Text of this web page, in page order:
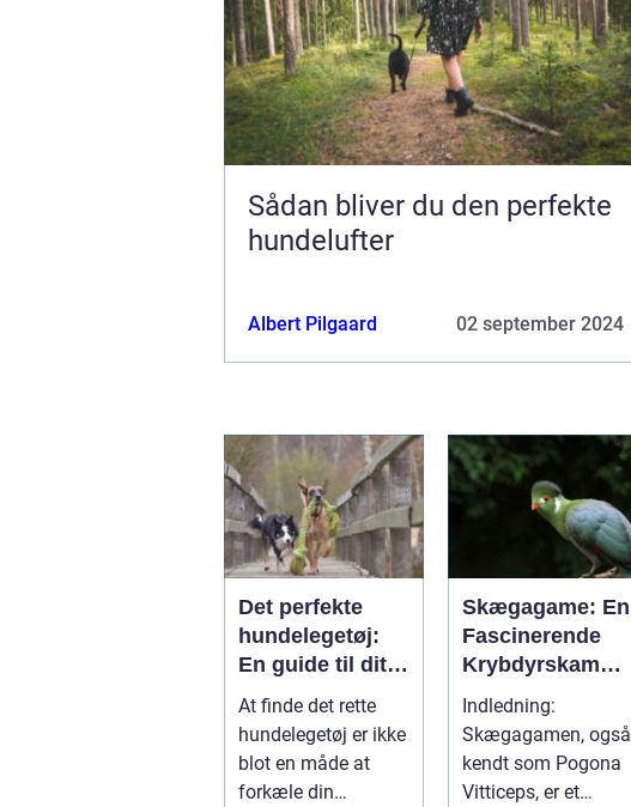
Sådan bliver du den perfekte
hundelufter
Albert Pilgaard 02 september 2024
Det perfekte
hundelegetøj:
En guide til dit
kæledyrs glæde
og trivsel
At finde det rette
hundelegetøj er ikke
blot en måde at
forkæle din
Skægagame: En
Fascinerende
Krybdyrskamme
rat
Indledning:
Skægagamen, også
kendt som Pogona
Vitticeps, er et